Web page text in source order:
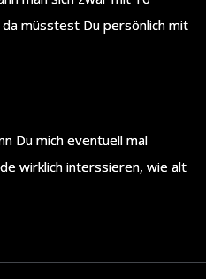
müsstest Du persönlich mit
Du mich eventuell mal
wirklich interssieren, wie alt